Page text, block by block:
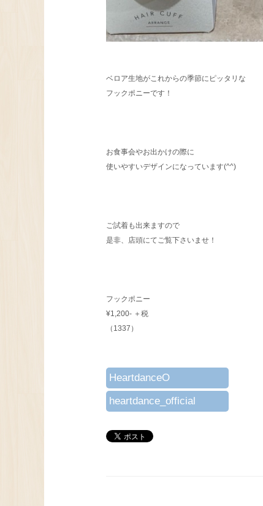
ベロア生地がこれからの季節にピッタリな
フックポニーです！
お食事会やお出かけの際に
使いやすいデザインになっています(^^)
ご試着も出来ますので
是非、店頭にてご覧下さいませ！
フックポニー
¥1,200- ＋税
（1337）
HeartdanceO
heartdance_official